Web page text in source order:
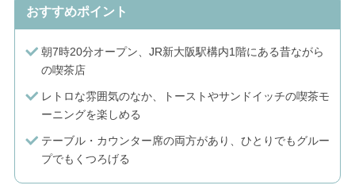
おすすめポイント
朝7時20分オープン、JR新大阪駅構内1階にある昔ながら
の喫茶店
レトロな雰囲気のなか、トーストやサンドイッチの喫茶モ
ーニングを楽しめる
テーブル・カウンター席の両方があり、ひとりでもグルー
プでもくつろげる